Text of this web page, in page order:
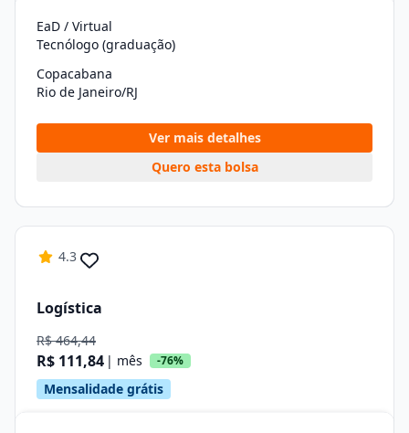
EaD / Virtual
Tecnólogo (graduação)
Copacabana
Rio de Janeiro/RJ
Ver mais detalhes
Quero esta bolsa
4.3
Logística
R$ 464,44
R$ 111,84 | mês -76%
Mensalidade grátis